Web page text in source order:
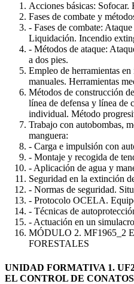
Acciones básicas:
Fases de combate y
- Fases de combate:
Liquidación. Incendio
- Métodos de ataque:
a dos pies.
Empleo de herramientas
manuales. Herramientas
Métodos de construcción
línea de defensa y línea de
individual. Método
Trabajo con autobombas,
manguera:
- Carga e impulsión con
- Montaje y recogida de
- Aplicación de agua y
Seguridad en la extinción
- Normas de seguridad.
- Protocolo OCELA.
- Técnicas de
- Actuación en un
MÓDULO 2. MF1965_2
FORESTALES
UNIDAD FORMATIVA 1.
EL CONTROL DE